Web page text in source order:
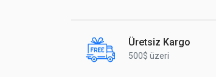
Üretsiz Kargo
500$ üzeri